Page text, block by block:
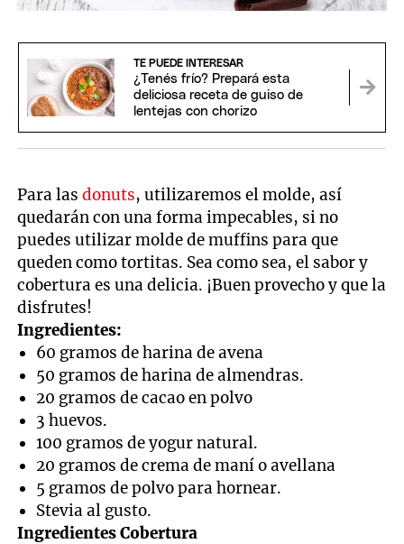
TE PUEDE INTERESAR
¿Tenés frío? Prepará esta
deliciosa receta de guiso de
lentejas con chorizo
Para lasdonuts, utilizaremos el molde, así
quedarán con una forma impecables, si no
puedes utilizar molde de muffins para que
queden como tortitas. Sea como sea, el sabor y
cobertura es una delicia. ¡Buen provecho y que la
disfrutes!
Ingredientes:
60 gramos de harina de avena
50 gramos de harina de almendras.
20 gramos de cacao en polvo
3 huevos.
100 gramos de yogur natural.
20 gramos de crema de maní o avellana
5 gramos de polvo para hornear.
Stevia al gusto.
Ingredientes Cobertura